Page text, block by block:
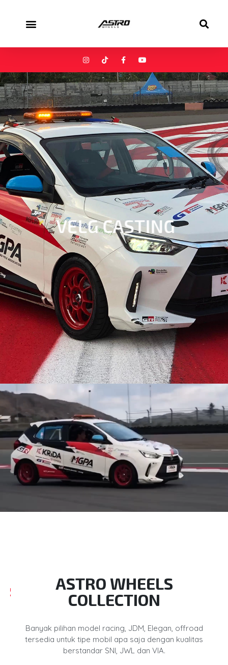
VELG CASTING
ASTRO WHEELS
COLLECTION
Banyak pilihan model racing, JDM, Elegan, offroad
tersedia untuk tipe mobil apa saja dengan kualitas
berstandar SNI, JWL dan VIA.